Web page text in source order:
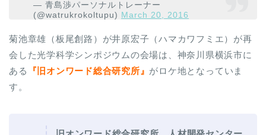
— 青島渉パーソナルトレーナー
(@watrukrokoltupu) March 20, 2016
菊池章雄（板尾創路）が井原宏子（ハマカワフミエ）が再
会した光学科学シンポジウムの会場は、神奈川県横浜市に
ある
『旧オンワード総合研究所』 がロケ地となっていま
す。